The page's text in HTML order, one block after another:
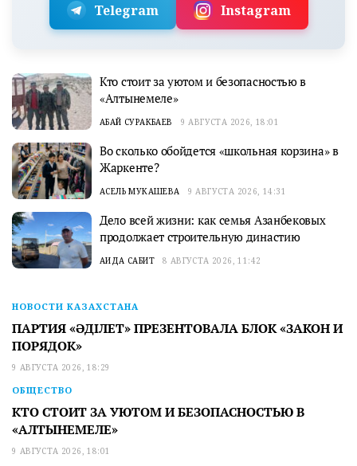
Telegram Instagram
Кто стоит за уютом и безопасностью в
«Алтынемеле»
АБАЙ СУРАКБАЕВ 9 АВГУСТА 2026, 18:01
Во сколько обойдется «школьная корзина» в
Жаркенте?
АСЕЛЬ МУКАШЕВА 9 АВГУСТА 2026, 14:31
Дело всей жизни: как семья Азанбековых
продолжает строительную династию
АИДА САБИТ 8 АВГУСТА 2026, 11:42
НОВОСТИ КАЗАХСТАНА
ПАРТИЯ «ӘДІЛЕТ» ПРЕЗЕНТОВАЛА БЛОК «ЗАКОН И
ПОРЯДОК»
9 АВГУСТА 2026, 18:29
ОБЩЕСТВО
КТО СТОИТ ЗА УЮТОМ И БЕЗОПАСНОСТЬЮ В
«АЛТЫНЕМЕЛЕ»
9 АВГУСТА 2026, 18:01